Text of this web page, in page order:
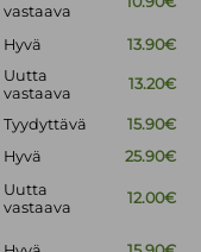
vastaava
Hyvä 13.90€
Uutta
vastaava
13.20€
Tyydyttävä
15.90€
Hyvä
25.90€
Uutta
vastaava
12.00€